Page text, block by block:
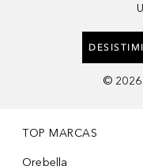
© 2026
TOP MARCAS
Orebella